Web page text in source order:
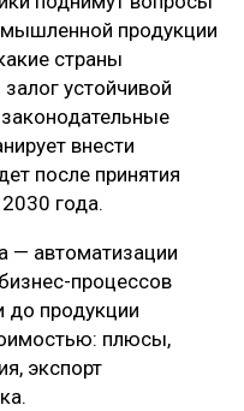
продукции
страны
устойчивой
внести
после принятия
года.
— автоматизации
процессов
до продукции
плюсы,
экспорт